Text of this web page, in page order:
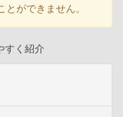
ができません。
すく紹介